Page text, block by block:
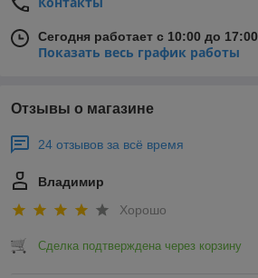
Сегодня работает с 10:00 до 17:00
Показать весь график работы
Отзывы о магазине
24 отзывов за всё время
Владимир
Хорошо
Сделка подтверждена через корзину